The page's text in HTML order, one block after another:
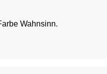
Wahnsinn.